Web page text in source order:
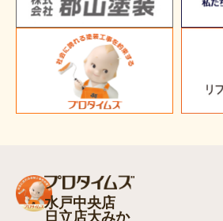
水戸中央店
日立店大みか